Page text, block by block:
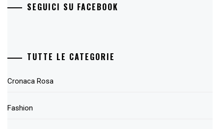
SEGUICI SU FACEBOOK
TUTTE LE CATEGORIE
Cronaca Rosa
Fashion